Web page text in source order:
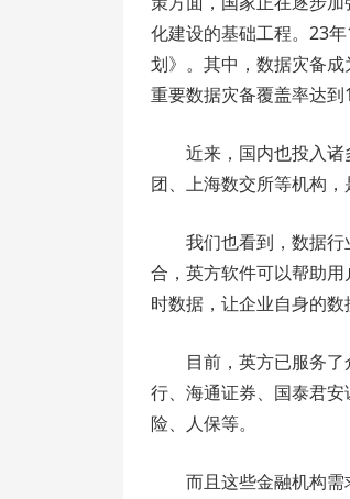
化建设的基础工程。23
划》。其中，数据灾备
重要数据灾备覆盖率达到
近来，国内也投入
团、上海数交所等机构，
我们也看到，数据
合，英方软件可以帮助
时数据，让企业自身的数
目前，英方已服务
行、海通证券、国泰君
险、人保等。
而且这些金融机构